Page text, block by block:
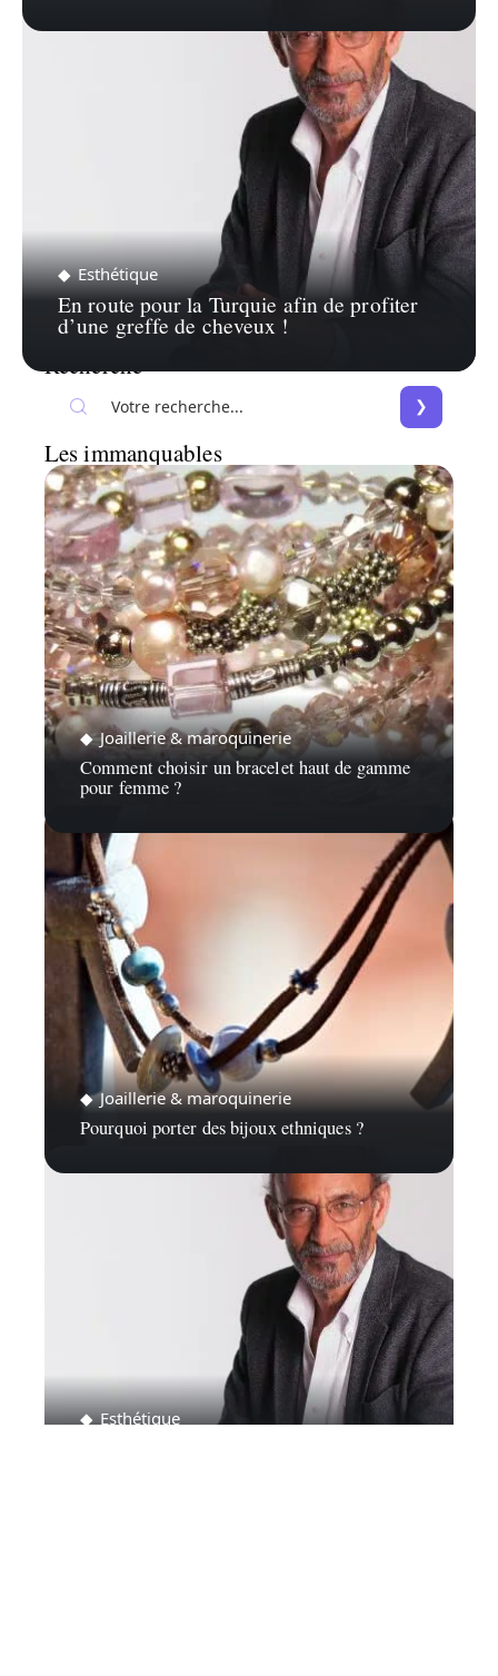
Esthétique
En route pour la Turquie afin de profiter
d’une greffe de cheveux !
Recherche
Les immanquables
Joaillerie & maroquinerie
Comment choisir un bracelet haut de gamme
pour femme ?
Joaillerie & maroquinerie
Pourquoi porter des bijoux ethniques ?
Esthétique